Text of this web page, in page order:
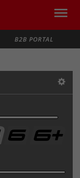
Toggle
B2B PORTAL